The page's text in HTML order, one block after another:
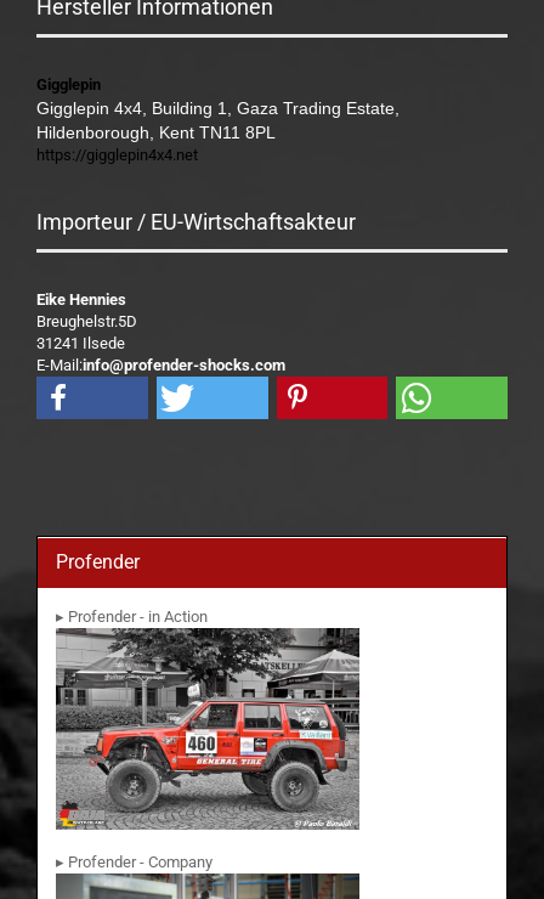
Hersteller Informationen
Gigglepin
Gigglepin 4x4, Building 1, Gaza Trading Estate,
Hildenborough, Kent TN11 8PL
https://gigglepin4x4.net
Importeur / EU-Wirtschaftsakteur
Eike Hennies
Breughelstr.5D
31241 Ilsede
E-Mail:info@profender-shocks.com
Profender
▸ Profender - in Action
▸ Profender - Company